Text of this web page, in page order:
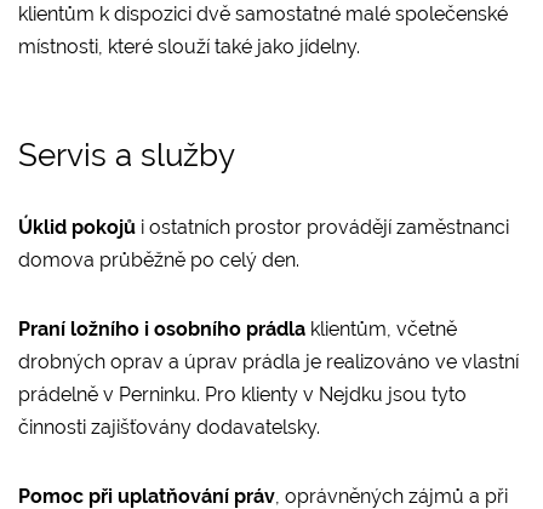
klientům k dispozici dvě samostatné malé společenské
místnosti, které slouží také jako jídelny.
Servis a služby
Úklid pokojů i ostatních prostor provádějí zaměstnanci
domova průběžně po celý den.
Praní ložního i osobního prádla klientům, včetně
drobných oprav a úprav prádla je realizováno ve vlastní
prádelně v Perninku. Pro klienty v Nejdku jsou tyto
činnosti zajišťovány dodavatelsky.
Pomoc při uplatňování práv , oprávněných zájmů a při